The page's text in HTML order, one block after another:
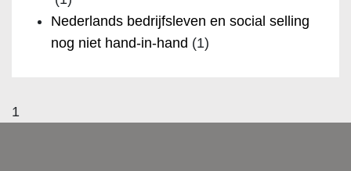
Nederlands bedrijfsleven en social selling
nog niet hand-in-hand (1)
1